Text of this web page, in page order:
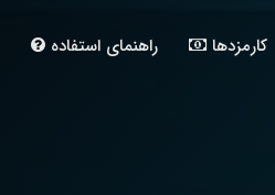
کارمزدها راهنمای استفاده